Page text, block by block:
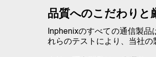
品質へのこだわりと
Inphenixのすべての通信製品
れらのテストにより、当社の